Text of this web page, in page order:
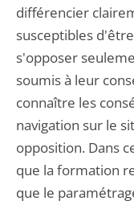
différencier
susceptibles
s'opposer
soumis à leur
connaître les
navigation sur le
opposition. Dans
que la formation
que le